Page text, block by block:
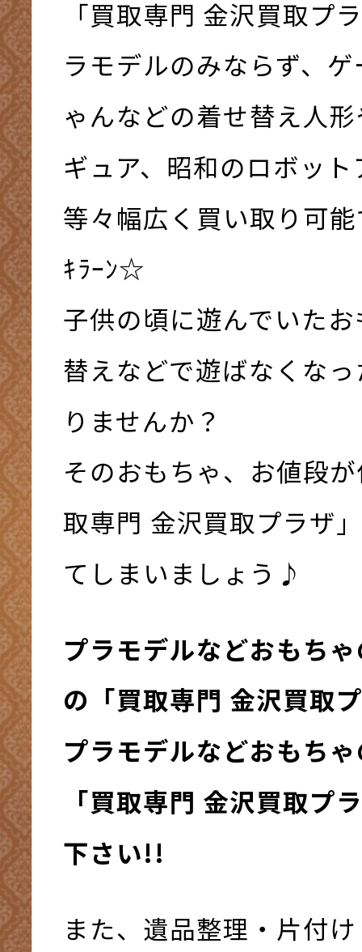
「買取専門 金沢買取プ
ラモデルのみならず、
ゃんなどの着せ替え人
ギュア、昭和のロボッ
等々幅広く買い取り可
ｷﾗｰﾝ☆
子供の頃に遊んでいた
替えなどで遊ばなくな
りませんか？
そのおもちゃ、お値段
取専門 金沢買取プラザ
てしまいましょう♪
プラモデルなどおもち
の「買取専門 金沢買取
プラモデルなどおもち
「買取専門 金沢買取プ
下さい!!
また、遺品整理・片付